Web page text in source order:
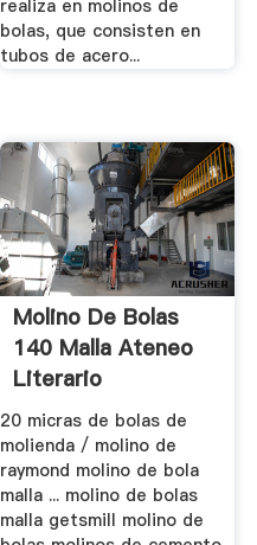
realiza en molinos de
bolas, que consisten en
tubos de acero...
Molino De Bolas
140 Malla Ateneo
Literario
20 micras de bolas de
molienda / molino de
raymond molino de bola
malla ... molino de bolas
malla getsmill molino de